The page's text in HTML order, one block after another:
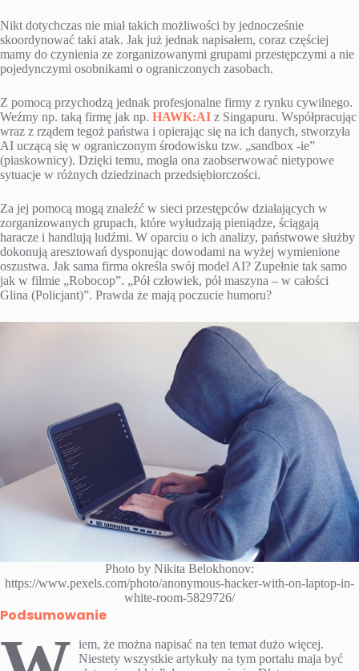
Nikt dotychczas nie miał takich możliwości by jednocześnie
skoordynować taki atak. Jak już jednak napisałem, coraz częściej
mamy do czynienia ze zorganizowanymi grupami przestępczymi a nie
pojedynczymi osobnikami o ograniczonych zasobach.
Z pomocą przychodzą jednak profesjonalne firmy z rynku cywilnego.
Weźmy np. taką firmę jak np. HAWK:AI z Singapuru. Współpracując
wraz z rządem tegoż państwa i opierając się na ich danych, stworzyła
AI uczącą się w ograniczonym środowisku tzw. „sandbox -ie”
(piaskownicy). Dzięki temu, mogła ona zaobserwować nietypowe
sytuacje w różnych dziedzinach przedsiębiorczości.
Za jej pomocą mogą znaleźć w sieci przestępców działających w
zorganizowanych grupach, które wyłudzają pieniądze, ściągają
haracze i handlują ludźmi. W oparciu o ich analizy, państwowe służby
dokonują aresztowań dysponując dowodami na wyżej wymienione
oszustwa. Jak sama firma określa swój model AI? Zupełnie tak samo
jak w filmie „Robocop”. „Pół człowiek, pół maszyna – w całości
Glina (Policjant)”. Prawda że mają poczucie humoru?
Photo by Nikita Belokhonov:
https://www.pexels.com/photo/anonymous-hacker-with-on-laptop-in-
white-room-5829726/
Podsumowanie
iem, że można napisać na ten temat dużo więcej.
Niestety wszystkie artykuły na tym portalu maja być